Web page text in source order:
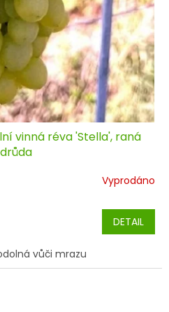
vinná réva 'Stella', raná
Vyprodáno
DETAIL
vůči mrazu